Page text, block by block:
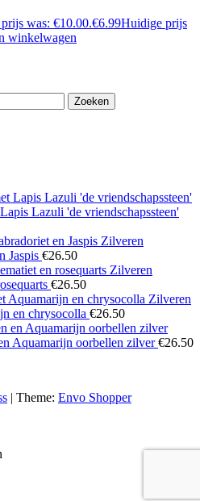
was: €10.00.€6.99Huidige prijs
winkelwagen
Lazuli 'de vriendschapssteen'
Zilveren
Jaspis €26.50
Zilveren
€26.50
Zilveren
en chrysocolla €26.50
Aquamarijn oorbellen zilver €26.50
| Theme: Envo Shopper